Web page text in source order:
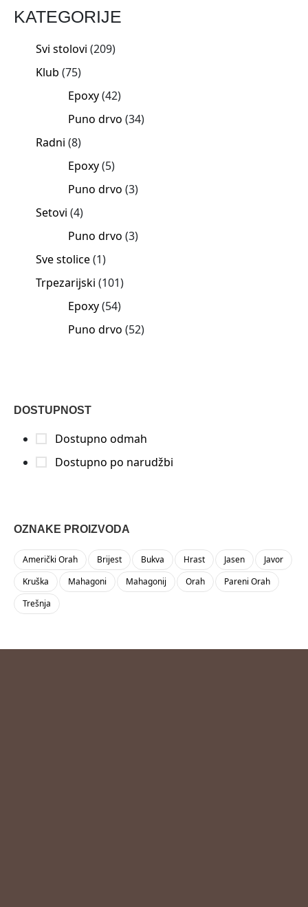
KATEGORIJE
Svi stolovi 209
Klub 75
Epoxy 42
Puno drvo 34
Radni 8
Epoxy 5
Puno drvo 3
Setovi 4
Puno drvo 3
Sve stolice 1
Trpezarijski 101
Epoxy 54
Puno drvo 52
DOSTUPNOST
Dostupno odmah
Dostupno po narudžbi
OZNAKE PROIZVODA
Američki Orah Brijest Bukva Hrast Jasen
Javor
Kruška
Mahagoni Mahagonij Orah
Pareni Orah
Trešnja